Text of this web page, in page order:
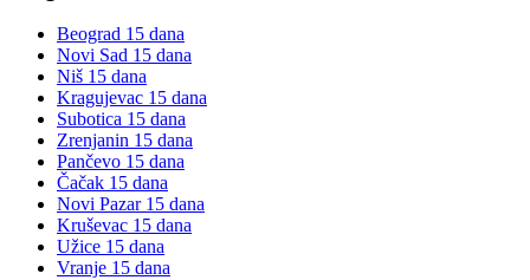
Beograd 15 dana
Novi Sad 15 dana
Niš 15 dana
Kragujevac 15 dana
Subotica 15 dana
Zrenjanin 15 dana
Pančevo 15 dana
Čačak 15 dana
Novi Pazar15 dana
Kruševac 15 dana
Užice 15 dana
Vranje 15 dana